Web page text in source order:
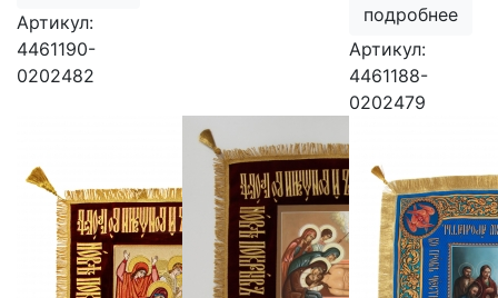
Артикул:
4461190-
0202482
подробнее
Артикул:
4461188-
0202479